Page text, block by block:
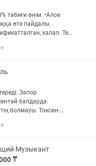
өнім. •Алое
өте пайдалы.
халал. Тек
немесе заказ беріп
Запор
балдарда.
болмауы. Токсин-
100%
5%...
Музыкант
₸